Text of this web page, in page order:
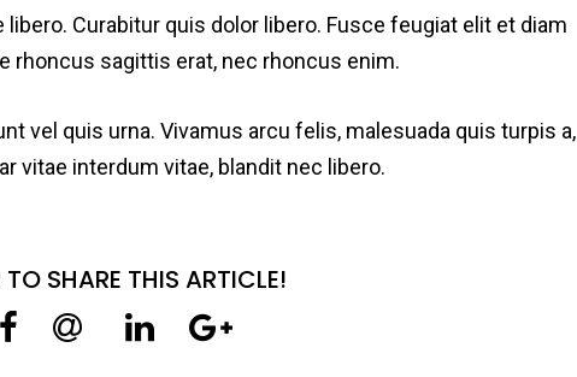
Curabitur quis dolor libero. Fusce feugiat elit et diam
rhoncus sagittis erat, nec rhoncus enim.
vel quis urna. Vivamus arcu felis, malesuada quis turpis a,
vitae interdum vitae, blandit nec libero.
TO SHARE THIS ARTICLE!